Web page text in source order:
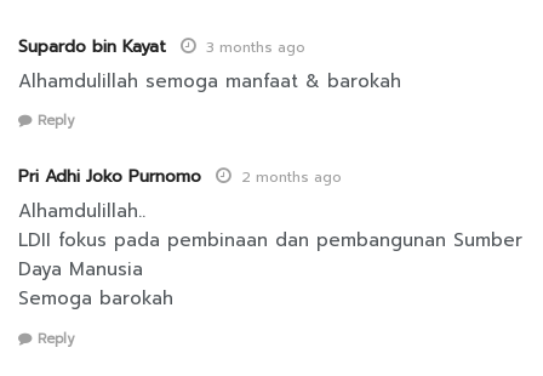
Supardo bin Kayat 3 months ago
Alhamdulillah semoga manfaat & barokah
Reply
Pri Adhi Joko Purnomo 2 months ago
Alhamdulillah..
LDII fokus pada pembinaan dan pembangunan Sumber
Daya Manusia
Semoga barokah
Reply